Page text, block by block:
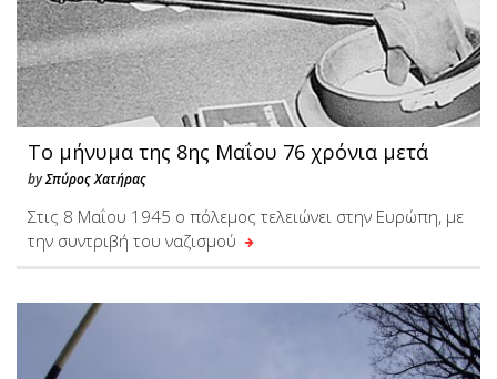
Tο μήνυμα της 8ης Μαΐου 76 χρόνια μετά
byΣπύρος Χατήρας
Στις 8 Μαΐου 1945 ο πόλεμος τελειώνει στην Ευρώπη, με
την συντριβή του ναζισμού